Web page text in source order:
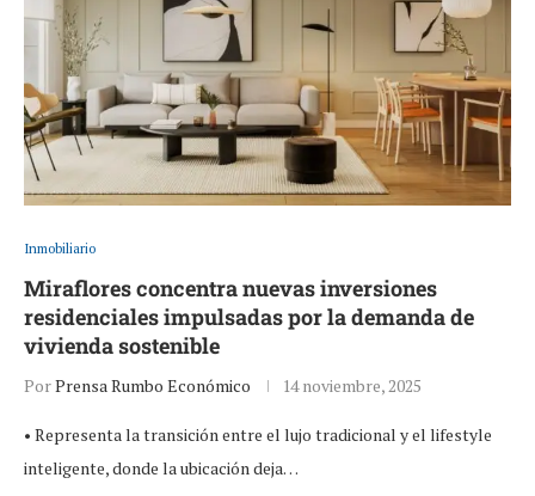
Inmobiliario
Miraflores concentra nuevas inversiones
residenciales impulsadas por la demanda de
vivienda sostenible
PorPrensa Rumbo Económico 14 noviembre, 2025
• Representa la transición entre el lujo tradicional y el lifestyle
inteligente, donde la ubicación deja…